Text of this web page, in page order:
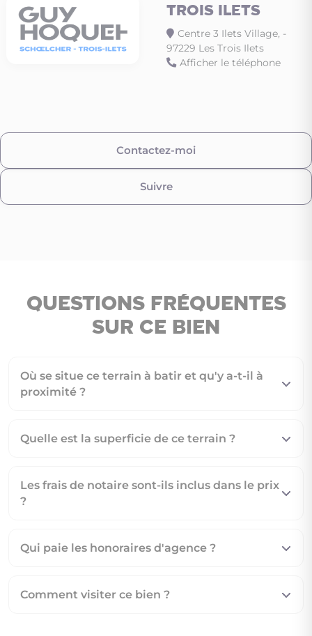
TROIS ILETS
Centre 3 Ilets Village, -
97229 Les Trois Ilets
Afficher le téléphone
Contactez-moi
Suivre
Questions fréquentes
sur ce bien
Où se situe ce terrain à batir et qu'y a-t-il à
proximité ?
Quelle est la superficie de ce terrain ?
Les frais de notaire sont-ils inclus dans le prix
?
Qui paie les honoraires d'agence ?
Comment visiter ce bien ?